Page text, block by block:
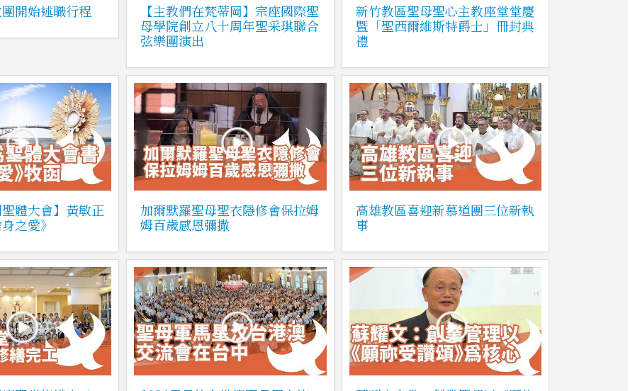
開始述職行程
【主教們在梵蒂岡】宗座國際聖
母學院創立八十周年聖采琪聯合
弦樂團演出
新竹教區聖母聖心主教座堂堂慶
暨「聖西爾維斯特爵士」冊封典
禮
體大會】黃敏正
之愛》
加爾默羅聖母聖衣隱修會保拉姆
姆百歲感恩彌撒
高雄教區喜迎新慕道團三位新執
事